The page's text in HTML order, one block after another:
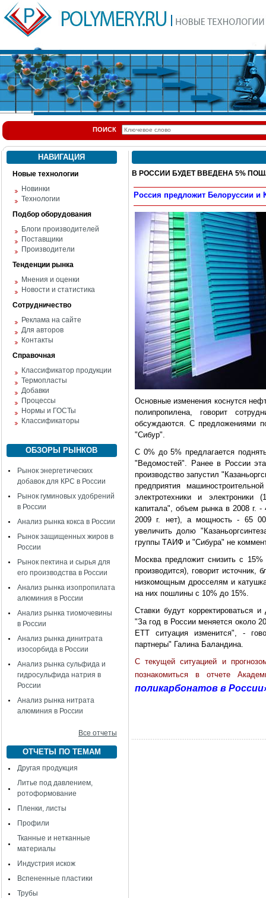
ПОИСК
НАВИГАЦИЯ
Новые технологии
Новинки
Технологии
Подбор оборудования
Блоги производителей
Поставщики
Производители
Тенденции рынка
Мнения и оценки
Новости и статистика
Сотрудничество
Реклама на сайте
Для авторов
Контакты
Справочная
Классификатор продукции
Термопласты
Добавки
Процессы
Нормы и ГОСТы
Классификаторы
ОБЗОРЫ РЫНКОВ
Рынок энергетических
добавок для КРС в России
Рынок гуминовых удобрений
в России
Анализ рынка кокса в России
Рынок защищенных жиров в
России
Рынок пектина и сырья для
его производства в России
Анализ рынка изопропилата
алюминия в России
Анализ рынка тиомочевины
в России
Анализ рынка динитрата
изосорбида в России
Анализ рынка сульфида и
гидросульфида натрия в
России
Анализ рынка нитрата
алюминия в России
Все отчеты
ОТЧЕТЫ ПО ТЕМАМ
Другая продукция
Литье под давлением,
ротоформование
Пленки, листы
Профили
Тканные и нетканные
материалы
Индустрия искож
Вспененные пластики
Трубы
В РОССИИ БУДЕТ ВВЕДЕНА 5%
Россия предложит Белоруссии
Основные изменения коснутся
полипропилена, говорит
обсуждаются. С предложениями
"Сибур".
С 0% до 5% предлагается
"Ведомостей". Ранее в России
производство запустил
предприятия
электротехники и электроники
капитала", объем рынка в 2008 г. -
2009 г. нет), а мощность - 65
увеличить долю
группы ТАИФ и "Сибура" не
Москва предложит снизить с
производится), говорит источник,
низкомощным дросселям и
на них пошлины с 10% до 15%.
Ставки будут корректироваться
"За год в России меняется около
ЕТТ ситуация изменится", -
партнеры" Галина Баландина.
C текущей ситуацией и
познакомиться в отчете
поликарбонатов в